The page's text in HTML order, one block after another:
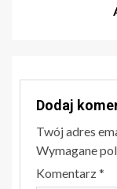
Dodaj
Twój adres
Wymagane
Komentarz*